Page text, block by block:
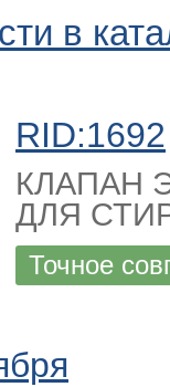
в
RID:1692
КЛАПАН
ДЛЯ
Точное